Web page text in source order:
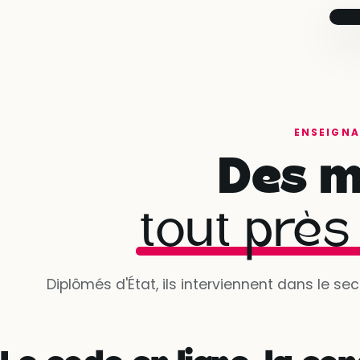
Des
tout
Diplômés d'État, ils interviennent dans le